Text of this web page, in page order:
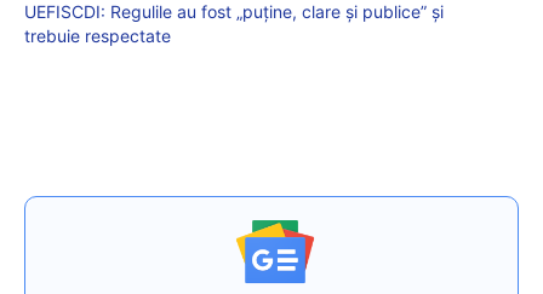
UEFISCDI: Regulile au fost „puține, clare și publice” și
trebuie respectate